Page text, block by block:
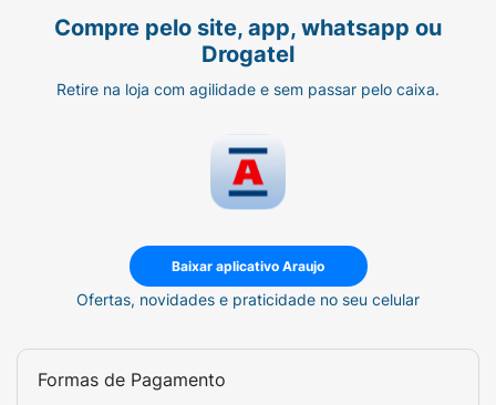
Compre pelo site, app, whatsapp ou
Drogatel
Retire na loja com agilidade e sem passar pelo caixa.
Baixar aplicativo Araujo
Ofertas, novidades e praticidade no seu celular
Formas de Pagamento